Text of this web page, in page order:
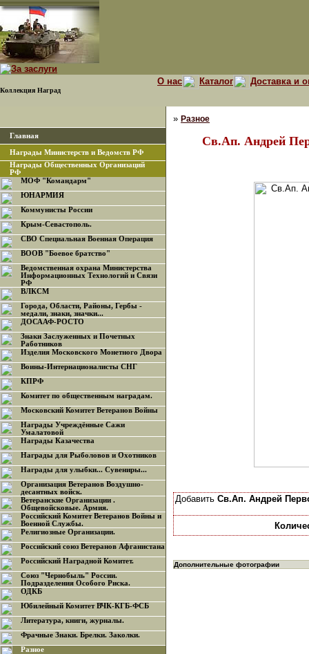
Коллекция Наград
О нас Каталог Доставка и
Главная
Награды Министерств и Ведомств РФ
Награды Общественных Организаций
РФ
МОФ "Командарм"
ЮНАРМИЯ
Коммунисты России
Крым-Севастополь.
СВО Специальная Военная Операция
ВООВ "Боевое братство"
Ведомственная охрана Министерства
Информационных Технологий и Связи
РФ
ВЛКСМ
Города, Области, Районы, Гербы -
медали, знаки, значки...
ДОСААФ-РОСТО
Знаки Заслуженных и Почетных
Работников
Изделия Московского Монетного Двора
Воины-Интернационалисты СНГ
КПРФ
Комитет по общественным наградам.
Московский Комитет Ветеранов Войны
Награды Учреждённые Сажи
Умалатовой
Награды Казачества
Награды для Рыболовов и Охотников
Награды для улыбки... Сувениры...
Организация Ветеранов Воздушно-
десантных войск.
Ветеранские Организации .
Общевойсковые. Армия.
Российский Комитет Ветеранов Войны и
Военной Службы.
Религиозные Организации.
Российский союз Ветеранов Афганистана
Российский Наградной Комитет.
Союз "Чернобыль" России.
Подразделения Особого Риска.
ОДКБ
Юбилейный Комитет ВЧК-КГБ-ФСБ
Литература, книги, журналы.
Фрачные Знаки. Брелки. Заколки.
Разное
» Разное
Св.Ап. Андрей
Добавить Св.Ап. Андрей
Дополнительные фотографии